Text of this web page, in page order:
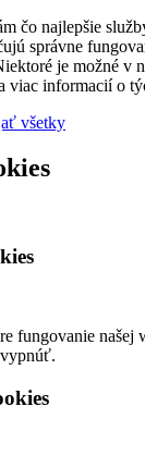
čo najlepšie
správne
je možné v
viac informacií o
všetky
fungovanie našej